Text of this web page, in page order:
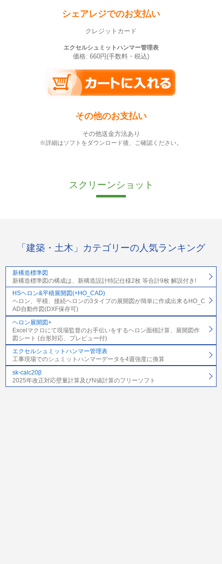
シェアレジでのお支払い
クレジットカード
エクセルシュミットハンマー管理表
価格: 660円(手数料・税込)
その他のお支払い
その他送金方法あり
※詳細はソフトをダウンロード後、ご確認ください。
スクリーンショット
「建築・土木」カテゴリーの人気ランキング
新構造標準図
新構造標準図の構成は、新構造設計特記仕様2枚 等合計9枚 解説付き!
HSヘロン&平積展開図(+HO_CAD)
ヘロン、平積、接続ヘロンの3タイプの展開図が簡単に作成出来るHO_C
AD自動作図(DXF保存可)
ヘロン展開図+
Excelマクロにて現場監督のお手伝いをするヘロン面積計算、展開図作
図シート (台形対応、プレビュー付)
エクセルシュミットハンマー管理表
工事現場でのシュミットハンマーデータを4週強度に換算
sk-calc20β
2025年改正対応壁量計算及びN値計算のフリーソフト